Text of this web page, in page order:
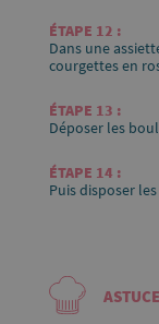
Dans une
courgettes en
Déposer les
Puis disposer